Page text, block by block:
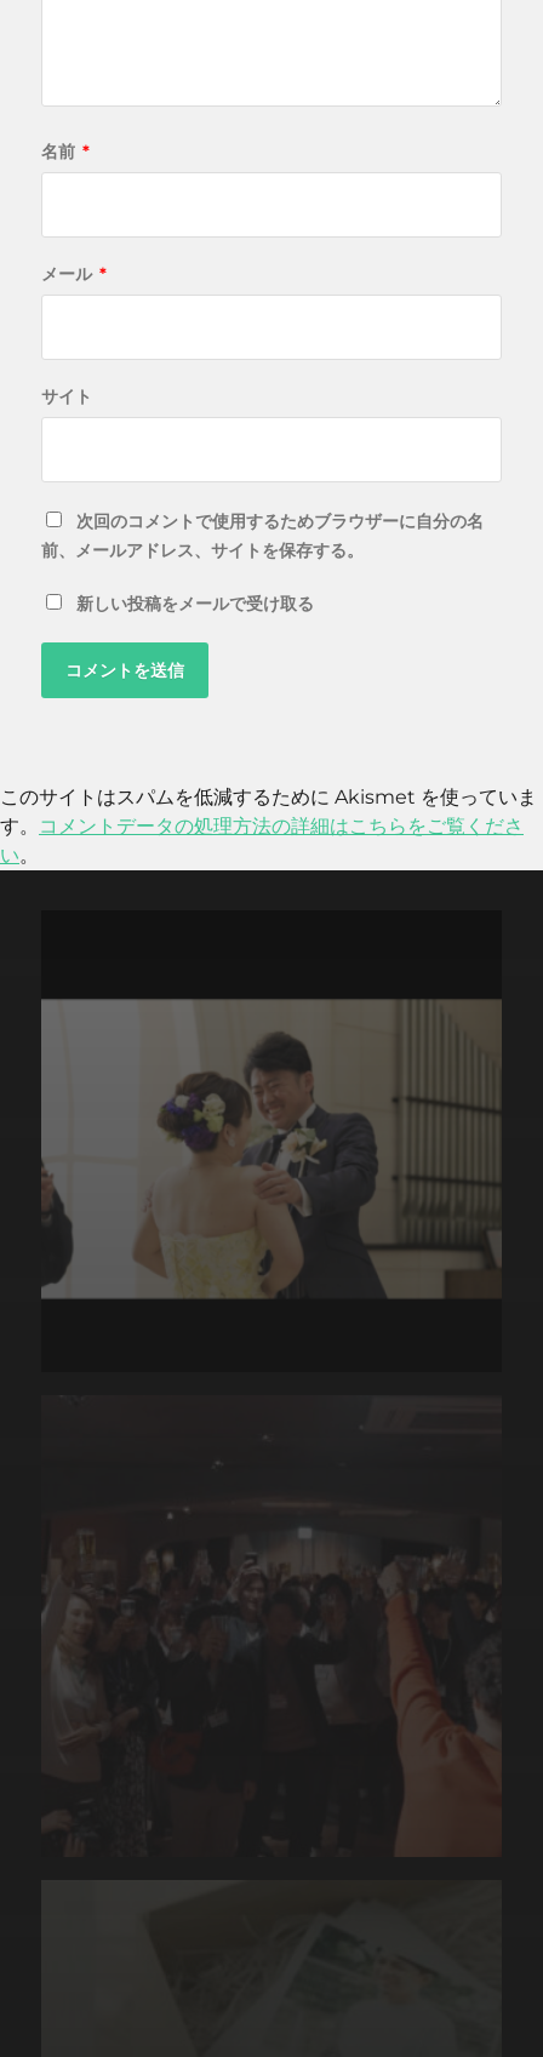
名前 *
メール *
サイト
次回のコメントで使用するためブラウザーに自分の名
前、メールアドレス、サイトを保存する。
新しい投稿をメールで受け取る
このサイトはスパムを低減するために Akismet を使っていま
す。
コメントデータの処理方法の詳細はこちらをご覧くださ
い。